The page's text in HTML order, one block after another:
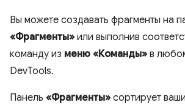
Вы можете создавать фрагменты на
«Фрагменты» или выполнив
команду из меню «Команды» в
DevTools.
Панель «Фрагменты» сортирует